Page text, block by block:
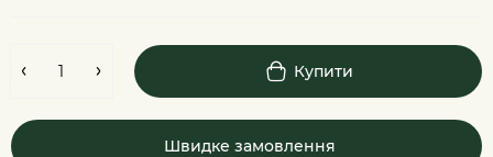
Купити
Швидке замовлення